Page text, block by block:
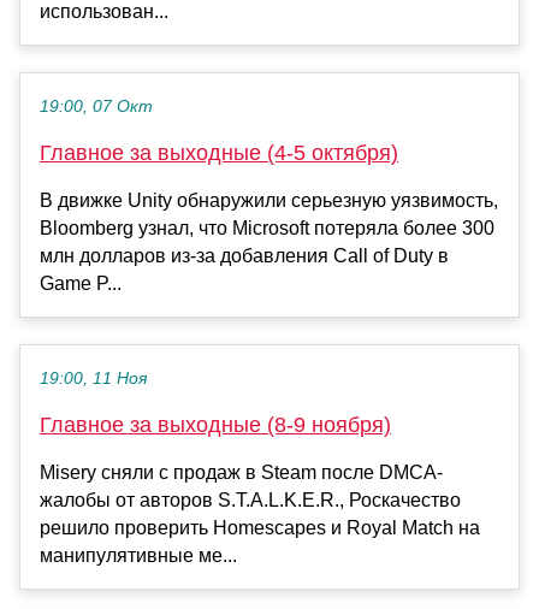
использован...
19:00, 07 Окт
Главное за выходные (4-5 октября)
В движке Unity обнаружили серьезную уязвимость,
Bloomberg узнал, что Microsoft потеряла более 300
млн долларов из-за добавления Call of Duty в
Game P...
19:00, 11 Ноя
Главное за выходные (8-9 ноября)
Misery сняли с продаж в Steam после DMCA-
жалобы от авторов S.T.A.L.K.E.R., Роскачество
решило проверить Homescapes и Royal Match на
манипулятивные ме...